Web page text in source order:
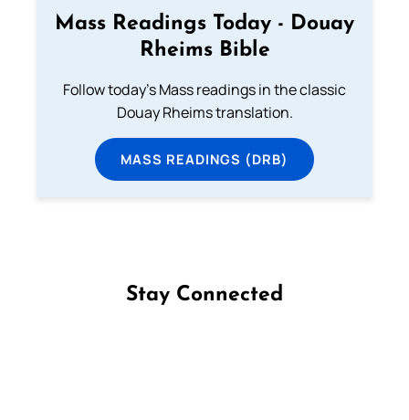
Mass Readings Today - Douay
Rheims Bible
Follow today's Mass readings in the classic
Douay Rheims translation.
MASS READINGS (DRB)
Stay Connected